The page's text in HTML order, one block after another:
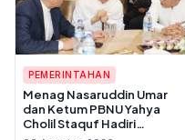
PEMERINTAHAN
Menag Nasaruddin Umar
dan Ketum PBNU Yahya
Cholil Staquf Hadiri